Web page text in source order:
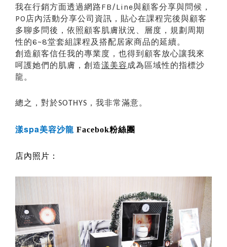
我在行銷方面透過網路FB/Line與顧客分享與問候，
PO 店內活動分享公司資訊，貼心在課程完後與顧客
多聊多問後，依照顧客肌膚狀況、層度，規劃周期
性的6~8堂套組課程及搭配居家商品的延續。
創造顧客信任我的專業度，也得到顧客放心讓我來
呵護她們的肌膚，創造漾美容成為區域性的指標沙
龍。
總之，對於SOTHYS ，我非常滿意。
漾spa美容沙龍 Facebok粉絲團
店內照片：